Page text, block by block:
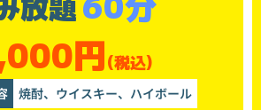
円(税込)
焼酎、ウイスキー、ハイボール